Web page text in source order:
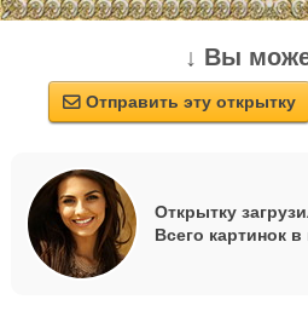
↓ Вы
 Отправить эту открытку
Открытку
Всего картинок в